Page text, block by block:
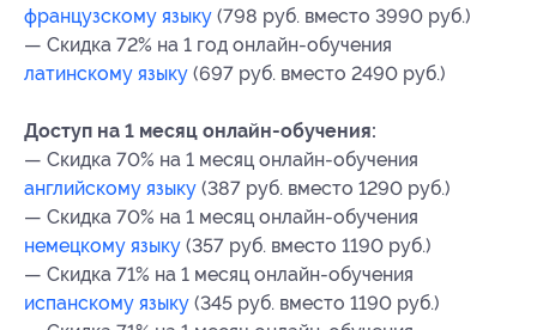
французскому языку (798 руб. вместо 3990 руб.)
— Скидка 72% на 1 год онлайн-обучения
латинскому языку (697 руб. вместо 2490 руб.)
Доступ на 1 месяц онлайн-обучения:
— Скидка 70% на 1 месяц онлайн-обучения
английскому языку (387 руб. вместо 1290 руб.)
— Скидка 70% на 1 месяц онлайн-обучения
немецкому языку (357 руб. вместо 1190 руб.)
— Скидка 71% на 1 месяц онлайн-обучения
испанскому языку (345 руб. вместо 1190 руб.)